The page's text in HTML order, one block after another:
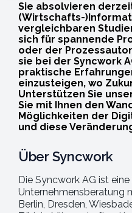
Sie absolvieren
(Wirtschafts-
vergleichbaren
sich für spannende
oder der
sie bei der Syncwork
praktische
einzusteigen, wo
Unterstützen Sie
Sie mit Ihnen den
Möglichkeiten der
und diese
Über Syncwork
Die Syncwork AG ist
Unternehmensberatung
Berlin, Dresden,